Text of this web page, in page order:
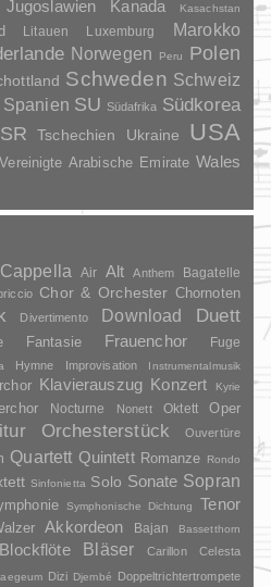
Jugoslawien Kanada Kasachstan
Litauen Luxemburg Marokko
Norwegen Peru
Polen
Schweden Schweiz
Spanien SU Südafrika Südkorea
Tschechien Ukraine USA
Vereinigte Arabische Emirate Wales
Air Alt Anthem Bagatelle
Chor & Orchester Chornoten
Divertimento Download
Duett
Fantasie Frauenchor Fuge
Hymne Improvisation Instrumentalmusik
Klavierauszug Konzert Kyrie
Nocturne Nonett Oktett Oper
Orchesterstück Ouvertüre
Quartett Quintett Romanze Rondo
Sinfonietta Solo Sonate Sopran
Symphonische Dichtung Tenor
Akkordeon Bajan Bassetthorn
Blockflöte Bläser Carillon Celesta
Dizi Djembé Doppeltrichtertrompete